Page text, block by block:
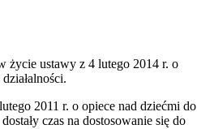
życie ustawy z 4 lutego 2014 r. o
2011 r. o opiece nad dziećmi do
czas na dostosowanie się do